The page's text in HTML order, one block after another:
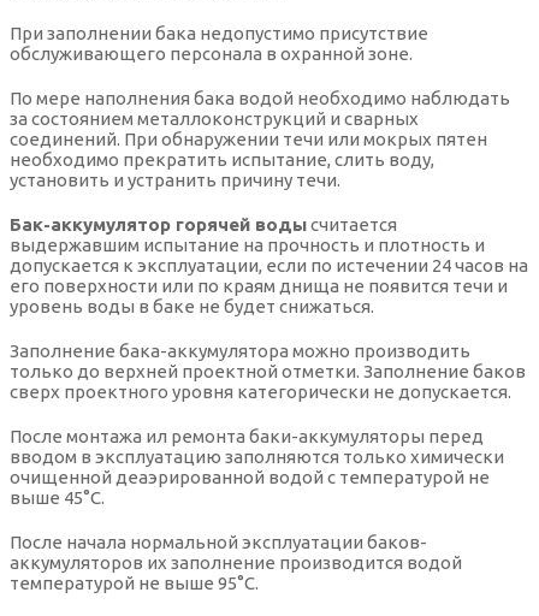
При заполнении бака недопустимо присутствие
обслуживающего персонала в охранной зоне.
По мере наполнения бака водой необходимо наблюдать
за состоянием металлоконструкций и сварных
соединений. При обнаружении течи или мокрых пятен
необходимо прекратить испытание, слить воду,
установить и устранить причину течи.
Бак-аккумулятор горячей водысчитается
выдержавшим испытание на прочность и плотность и
допускается к эксплуатации, если по истечении 24 часов на
его поверхности или по краям днища не появится течи и
уровень воды в баке не будет снижаться.
Заполнение бака-аккумулятора можно производить
только до верхней проектной отметки. Заполнение баков
сверх проектного уровня категорически не допускается.
После монтажа ил ремонта баки-аккумуляторы перед
вводом в эксплуатацию заполняются только химически
очищенной деаэрированной водой с температурой не
выше 45°С.
После начала нормальной эксплуатации баков-
аккумуляторов их заполнение производится водой
температурой не выше 95°С.